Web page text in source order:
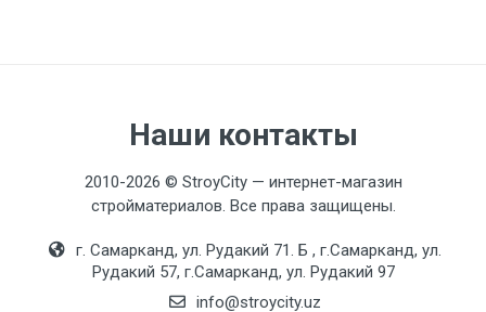
Наши контакты
2010-2026 © StroyCity — интернет-магазин
стройматериалов. Все права защищены.
г. Самарканд, ул. Рудакий 71. Б , г.Самарканд, ул.
Рудакий 57, г.Самарканд, ул. Рудакий 97
info@stroycity.uz